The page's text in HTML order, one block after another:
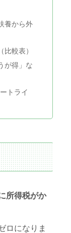
養から外
較表）
が得」な
トライ
所得税がか
ロになりま